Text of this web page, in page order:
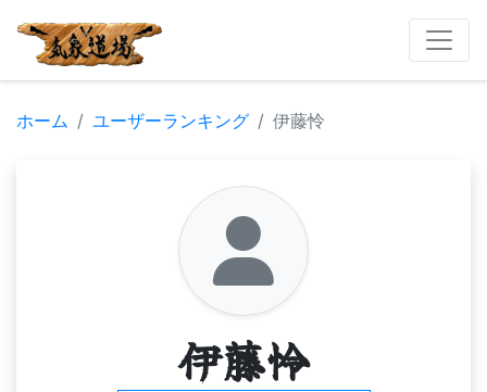
ホーム ユーザーランキング 伊藤怜
伊藤怜